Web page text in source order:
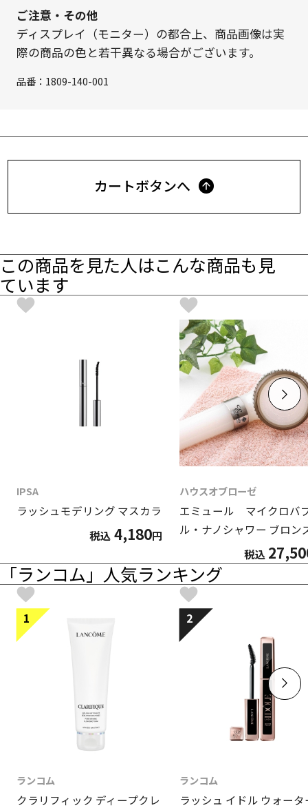
ご注意・その他
ディスプレイ（モニター）の都合上、商品画像は実
際の商品の色と若干異なる場合がございます。
品番： 1809-140-001
カートボタンへ
この商品を見た人はこんな商品も見
ています
IPSA
ラッシュモデリング マスカラ
税込 4,180円
ハウスオブローゼ
エミュール マイクロバ
ル・ナノシャワー ブロン
税込
「ランコム」人気ランキング
1
ランコム
クラリフィック ディープクレ
2
ランコム
ラッシュ イドル ウォータ